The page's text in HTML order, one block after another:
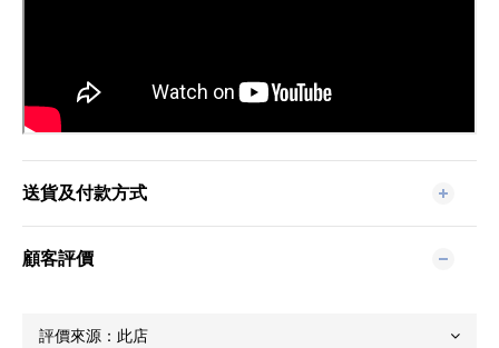
送貨及付款方式
顧客評價